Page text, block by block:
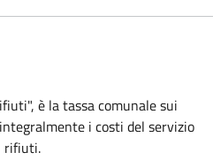
è la tassa comunale sui
i costi del servizio
rifiuti.